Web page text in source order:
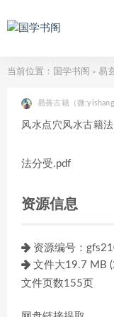
当前位置： 国学书阁 > 易
易善古籍（微
风水点穴风水古籍
法分受.pdf
资源信息
资源编号：
文件大19.7 MB
文件页数155页